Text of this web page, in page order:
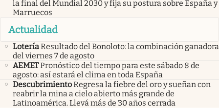
la final del Mundial 2030 y fija su postura sobre España y
Marruecos
Actualidad
LoteríaResultado del Bonoloto: la combinación ganadora
del viernes 7 de agosto
AEMETPronóstico del tiempo para este sábado 8 de
agosto: así estará el clima en toda España
DescubrimientoRegresa la fiebre del oro y sueñan con
reabrir la mina a cielo abierto más grande de
Latinoamérica. Llevá más de 30 años cerrada